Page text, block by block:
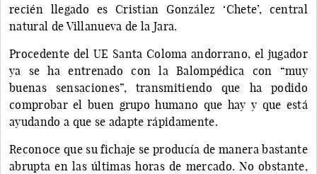
recién llegado es Cristian González ‘Chete’, central
natural de Villanueva de la Jara.
Procedente del UE Santa Coloma andorrano, el jugador
ya se ha entrenado con la Balompédica con “muy
buenas sensaciones”, transmitiendo que ha podido
comprobar el buen grupo humano que hay y que está
ayudando a que se adapte rápidamente.
Reconoce que su fichaje se producía de manera bastante
abrupta en las últimas horas de mercado. No obstante,